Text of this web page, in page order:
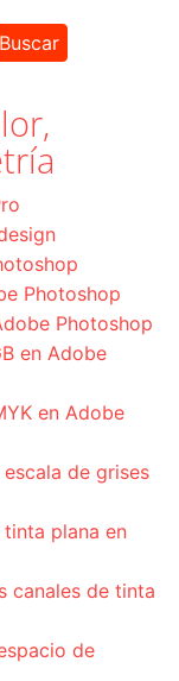
Photoshop
Photoshop
en Adobe
en Adobe
de grises
plana en
canales de tinta
de